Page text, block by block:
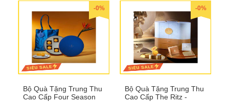
-0%
Bộ Quà Tặng Trung Thu
Cao Cấp Four Season
-0%
Bộ Quà Tặng Trung Thu
Cao Cấp The Ritz -